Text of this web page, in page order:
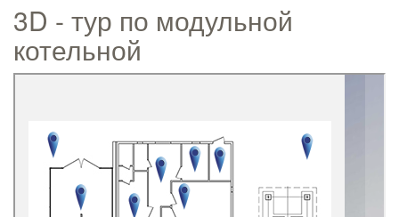
3D - тур по модульной
котельной